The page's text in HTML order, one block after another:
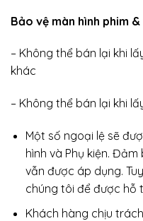
Bảo vệ màn hình phim
– Không thể bán lại khi
khác
– Không thể bán lại khi
Một số ngoại lệ sẽ
hình và Phụ kiện.
vẫn được áp dụng.
chúng tôi để được hỗ
Khách hàng chịu